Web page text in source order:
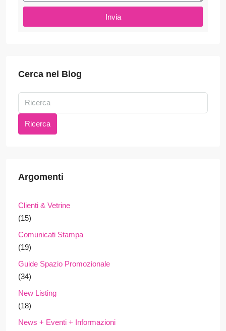
Invia
Cerca nel Blog
Ricerca
Argomenti
Clienti & Vetrine
(15)
Comunicati Stampa
(19)
Guide Spazio Promozionale
(34)
New Listing
(18)
News + Eventi + Informazioni